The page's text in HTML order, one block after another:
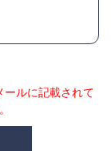
ールに記載されて